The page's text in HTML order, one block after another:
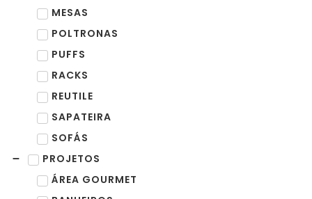
MESAS
POLTRONAS
PUFFS
RACKS
REUTILE
SAPATEIRA
SOFÁS
PROJETOS
ÁREA GOURMET